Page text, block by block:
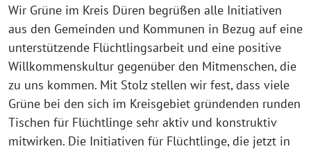
Wir Grüne im Kreis Düren begrüßen alle Initiativen
aus den Gemeinden und Kommunen in Bezug auf eine
unterstützende Flüchtlingsarbeit und eine positive
Willkommenskultur gegenüber den Mitmenschen, die
zu uns kommen. Mit Stolz stellen wir fest, dass viele
Grüne bei den sich im Kreisgebiet gründenden runden
Tischen für Flüchtlinge sehr aktiv und konstruktiv
mitwirken. Die Initiativen für Flüchtlinge, die jetzt in